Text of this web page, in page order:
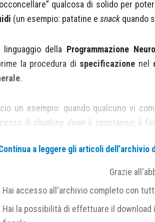
qualcosa di solido per
(un esempio: patatine e snack quando
linguaggio della Programmazione
la procedura di specificazione nel
.
un esempio: quando qualcuno vi
di chunking down è spontaneo; è
via.
sonocomplesse, più l’esercizio di
fattibilità del progetto.
a leggere gli articoli
Grazie
Hai accesso all'archivio completo con
Hai la possibilità di effettuare il